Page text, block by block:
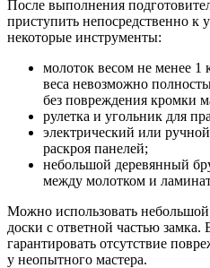
После выполнения
приступить непосредственно к
некоторые инструменты:
молоток весом не менее 1
веса невозможно
без повреждения кромки
рулетка и угольник для
электрический или
раскроя панелей;
небольшой деревянный
между молотком и
Можно использовать
доски с ответной частью
гарантировать отсутствие
у неопытного мастера.